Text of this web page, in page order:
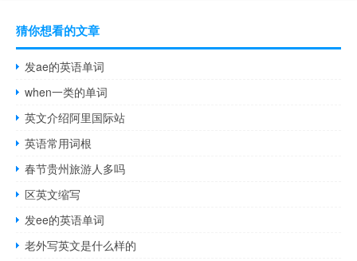
猜你想看的文章
发ae的英语单词
when一类的单词
英文介绍阿里国际站
英语常用词根
春节贵州旅游人多吗
区英文缩写
发ee的英语单词
老外写英文是什么样的